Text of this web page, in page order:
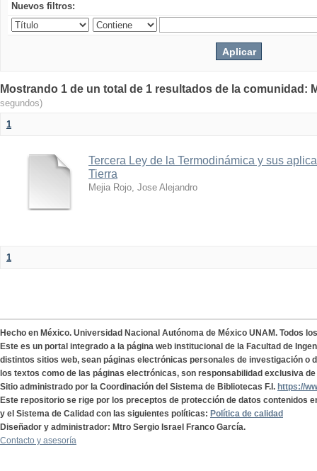
Nuevos filtros:
Mostrando 1 de un total de 1 resultados de la comunidad:
segundos)
1
Tercera Ley de la Termodinámica y sus
Tierra
Mejia Rojo, Jose Alejandro
1
Hecho en México. Universidad Nacional Autónoma de México UNAM. Todos
Este es un portal integrado a la página web institucional de la Facultad de
distintos sitios web, sean páginas electrónicas personales de investigación o
los textos como de las páginas electrónicas, son responsabilidad exclusiva
Sitio administrado por la Coordinación del Sistema de Bibliotecas F.I. https://
Este repositorio se rige por los preceptos de protección de datos contenidos
y el Sistema de Calidad con las siguientes políticas: Política de calidad
Diseñador y administrador: Mtro Sergio Israel Franco García.
Contacto y asesoría